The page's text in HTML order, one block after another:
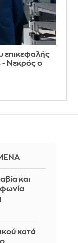
επικεφαλής
- Νεκρός ο
και
κατά